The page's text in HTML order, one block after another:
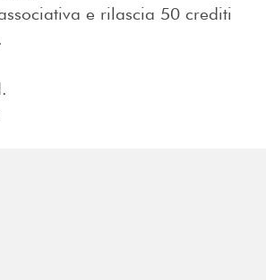
e rilascia 50 crediti